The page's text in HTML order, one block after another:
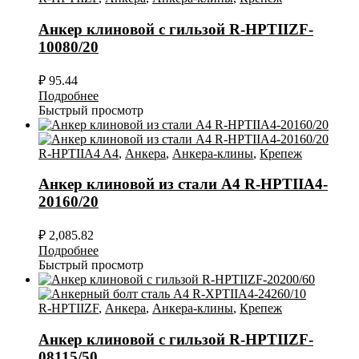
Анкер клиновой с гильзой R-HPTIIZF-
10080/20
₽ 95.44
Подробнее
Быстрый просмотр
R-HPTIIA4 A4, Анкера, Анкера-клины, Крепеж
Анкер клиновой из стали А4 R-HPTIIA4-
20160/20
₽ 2,085.82
Подробнее
Быстрый просмотр
R-HPTIIZF, Анкера, Анкера-клины, Крепеж
Анкер клиновой с гильзой R-HPTIIZF-